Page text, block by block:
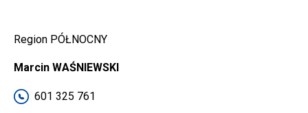
Region PÓŁNOCNY
Marcin WAŚNIEWSKI
601 325 761